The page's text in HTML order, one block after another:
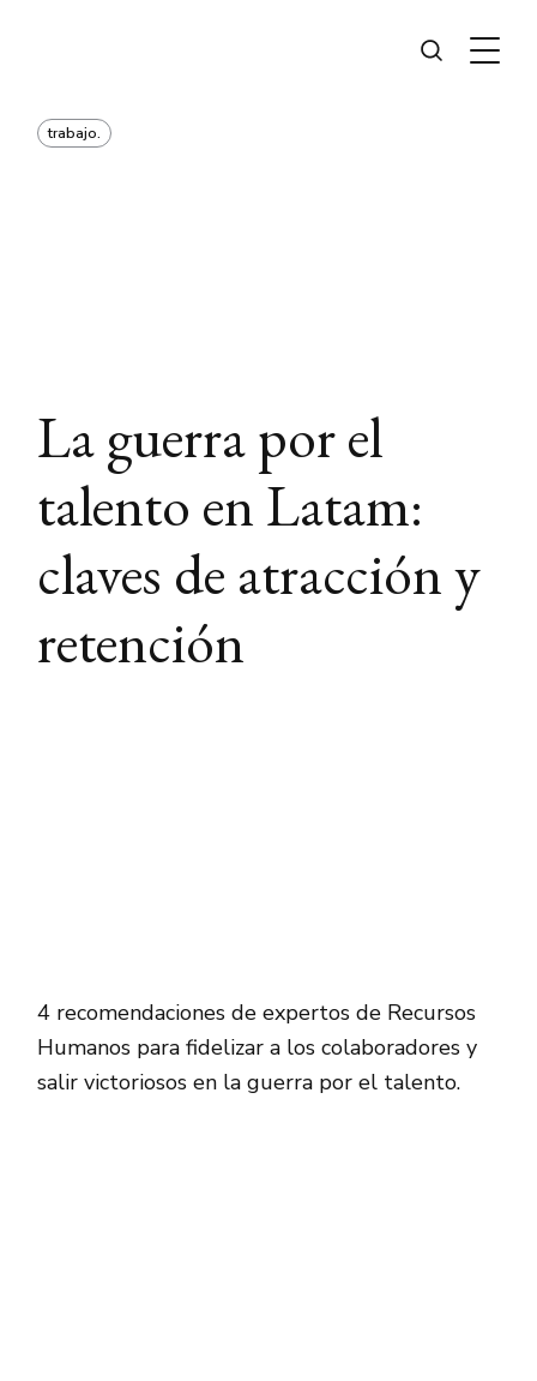
trabajo.
La guerra por el
talento en Latam:
claves de atracción y
retención
4 recomendaciones de expertos de Recursos
Humanos para fidelizar a los colaboradores y
salir victoriosos en la guerra por el talento.